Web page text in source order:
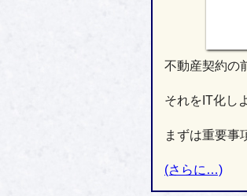
不動産契約の
それをIT化し
まずは重要事
(さらに…)